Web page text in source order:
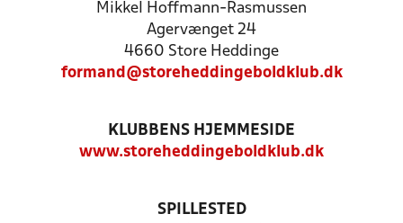
Mikkel Hoffmann-Rasmussen
Agervænget 24
4660 Store Heddinge
formand@storeheddingeboldklub.dk
KLUBBENS HJEMMESIDE
www.storeheddingeboldklub.dk
SPILLESTED